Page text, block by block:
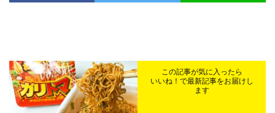
この記事が気に入ったら
いいね！で最新記事をお届けし
ます